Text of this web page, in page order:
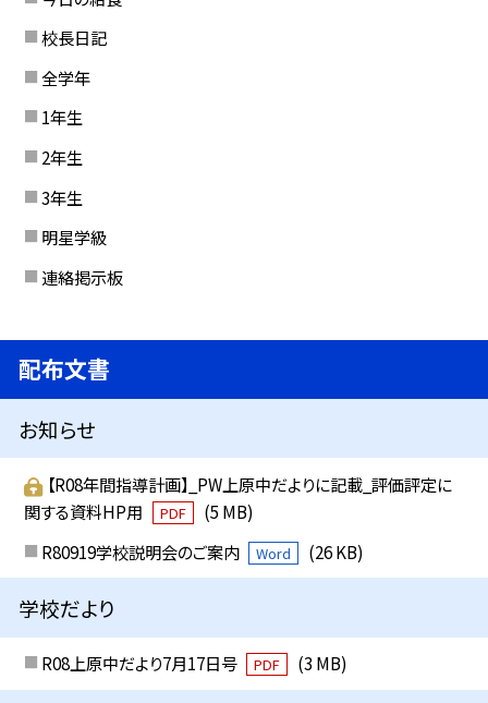
校長日記
全学年
1年生
2年生
3年生
明星学級
連絡掲示板
配布文書
お知らせ
【R08年間指導計画】_PW上原中だよりに記載_評価評定に
関する資料HP用
PDF
(5 MB)
R80919学校説明会のご案内
Word (26 KB)
学校だより
R08上原中だより7月17日号 PDF (3 MB)